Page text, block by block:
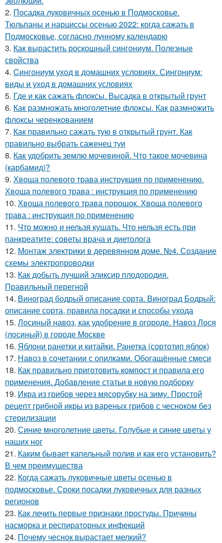
2. Посадка луковичных осенью в Подмосковье.
Тюльпаны и нарциссы осенью 2022: когда сажать в
Подмосковье, согласно лунному календарю
3. Как вырастить роскошный сингониум. Полезные
свойства
4. Cингониум уход в домашних условиях. Сингониум:
виды и уход в домашних условиях
5. Где и как сажать флоксы. Высадка в открытый грунт
6. Как размножать многолетние флоксы. Как размножить
флоксы черенкованием
7. Как правильно сажать тую в открытый грунт. Как
правильно выбрать саженец туи
8. Как удобрить землю мочевиной. Что такое мочевина
(карбамид)?
9. Хвоща полевого трава инструкция по применению.
Хвоща полевого трава : инструкция по применению
10. Хвоща полевого трава порошок. Хвоща полевого
трава : инструкция по применению
11. Что можно и нельзя кушать. Что нельзя есть при
панкреатите: советы врача и диетолога
12. Монтаж электрики в деревянном доме. №4. Создание
схемы электропроводки
13. Как добыть лучший эликсир плодородия.
Правильный перегной
14. Виноград бодрый описание сорта. Виноград Бодрый:
описание сорта, правила посадки и способы ухода
15. Лосиный навоз, как удобрение в огороде. Навоз Лося
(лосиный) в городе Москве
16. Яблони ранетки и китайки. Ранетка (сортотип яблок)
17. Навоз в сочетании с опилками. Обогащённые смеси
18. Как правильно приготовить компост и правила его
применения. Добавление статьи в новую подборку
19. Икра из грибов через мясорубку на зиму. Простой
рецепт грибной икры из вареных грибов с чесноком без
стерилизации
20. Синие многолетние цветы. Голубые и синие цветы у
наших ног
21. Каким бывает капельный полив и как его установить?
В чем преимущества
22. Когда сажать луковичные цветы осенью в
подмосковье. Сроки посадки луковичных для разных
регионов
23. Как лечить первые признаки простуды. Причины
насморка и респираторных инфекций
24. Почему чеснок вырастает мелкий?